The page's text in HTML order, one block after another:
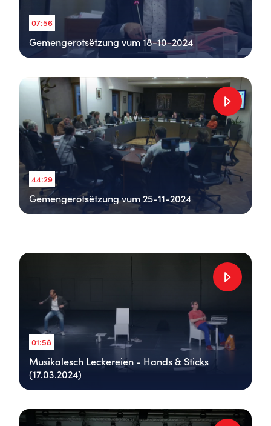
07:56
Gemengerotsëtzung vum 18-10-2024
44:29
Gemengerotsëtzung vum 25-11-2024
01:58
Musikalesch Leckereien - Hands & Sticks
(17.03.2024)